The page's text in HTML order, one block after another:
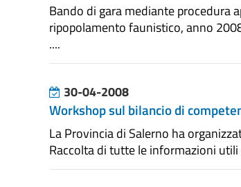
Bando di gara mediante procedura
ripopolamento faunistico, anno
....
30-04-2008
Workshop sul bilancio di
La Provincia di Salerno ha
Raccolta di tutte le informazioni utili